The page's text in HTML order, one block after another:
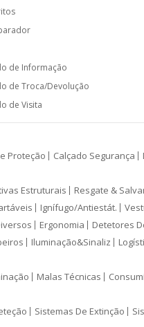
de Informação
de Troca/Devolução
de Visita
Proteção Calçado Segurança
Estruturais Resgate &
Ignífugo/Antiestát.
Ergonomia Detetores
Iluminação&Sinaliz
Malas Técnicas
Sistemas De Extinção